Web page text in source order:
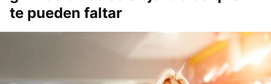
te pueden faltar